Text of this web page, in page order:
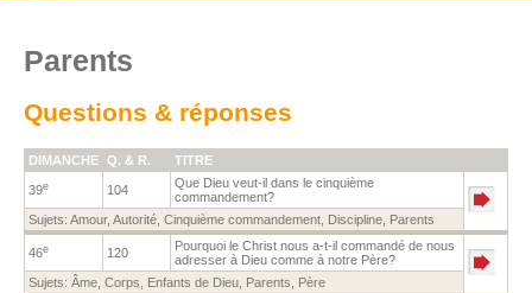
Parents
Questions & réponses
DIMANCHE Q. & R. TITRE
39e 104
Que Dieu veut-il dans le cinquième
commandement?
Sujets: Amour, Autorité Cinquième commandement Discipline Parents
46e 120
Pourquoi le Christ nous a-t-il commandé de nous
adresser à Dieu comme à notre Père?
Sujets: Âme Corps Enfants de Dieu Parents
Père